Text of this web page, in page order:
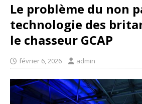
Le problème du non
technologie des
le chasseur GCAP
février 6, 2026 admin